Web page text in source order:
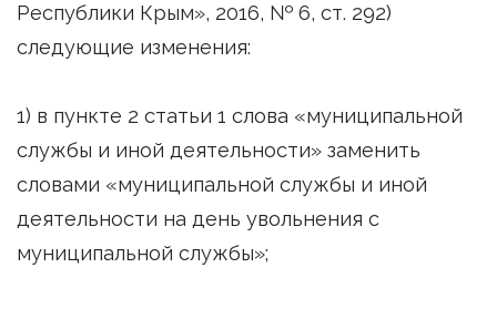
Республики Крым», 2016, № 6, ст. 292)
следующие изменения:
1) в пункте 2 статьи 1 слова «муниципальной
службы и иной деятельности» заменить
словами «муниципальной службы и иной
деятельности на день увольнения с
муниципальной службы»;